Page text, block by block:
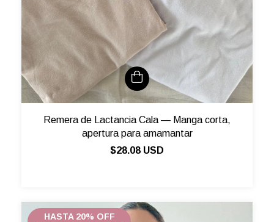
Remera de Lactancia Cala — Manga corta,
apertura para amamantar
$28.08 USD
HASTA 20% OFF